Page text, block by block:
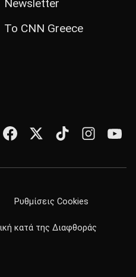
Newsletter
Το CNN Greece
Ρυθμίσεις Cookies
κατά της Διαφθοράς